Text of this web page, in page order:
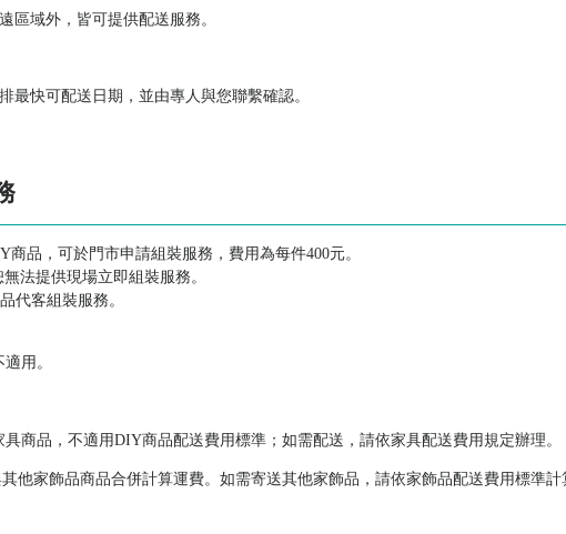
區域外，皆可提供配送服務。
最快可配送日期，並由專人與您聯繫確認。
品，可於門市申請組裝服務，費用為每件400元。
法提供現場立即組裝服務。
代客組裝服務。
用。
商品，不適用DIY商品配送費用標準；如需配送，請依家具配送費用規定辦理。
他家飾品商品合併計算運費。如需寄送其他家飾品，請依家飾品配送費用標準計